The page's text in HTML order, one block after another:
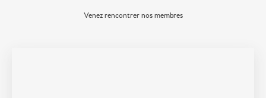
Venez rencontrer nos membres